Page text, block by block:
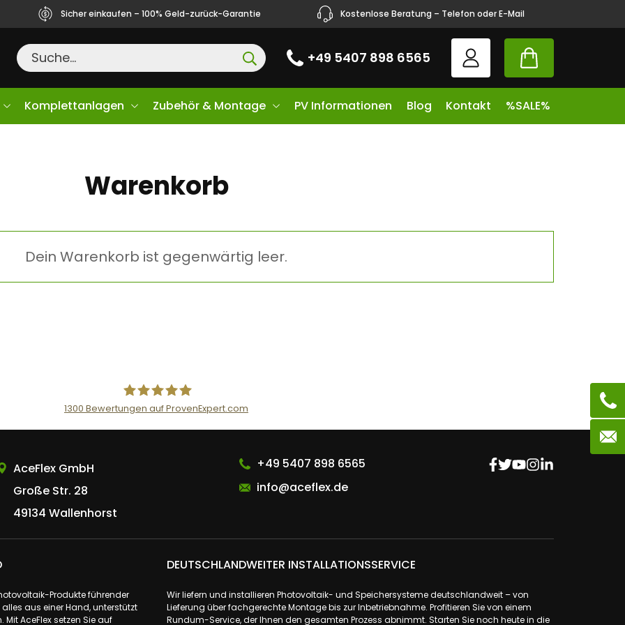
Sicher einkaufen – 100% Geld-zurück-Garantie Kostenlose Beratung – Telefon oder E-Mail
+49 5407 898 6565
Komplettanlagen Zubehör & Montage PV Informationen Blog Kontakt %SALE%
Warenkorb
Dein Warenkorb ist gegenwärtig leer.
AceFlex GmbH
1300 Bewertungen auf ProvenExpert.com
AceFlex GmbH
Große Str. 28
49134 Wallenhorst
+49 5407 898 6565
info@aceflex.de
Produkte führender
aus einer Hand, unterstützt
AceFlex setzen Sie auf
DEUTSCHLANDWEITER INSTALLATIONSSERVICE
Wir liefern und installieren Photovoltaik- und Speichersysteme deutschlandweit – von
Lieferung über fachgerechte Montage bis zur Inbetriebnahme. Profitieren Sie von einem
Rundum-Service, der Ihnen den gesamten Prozess abnimmt. Starten Sie noch heute in die